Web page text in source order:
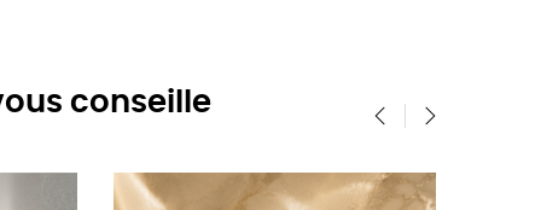
conseille